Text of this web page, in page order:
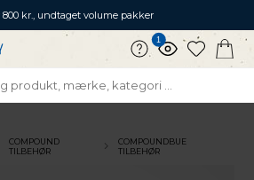
800 kr., undtaget volume pakker
1
COMPOUND
TILBEHØR
COMPOUNDBUE
TILBEHØR